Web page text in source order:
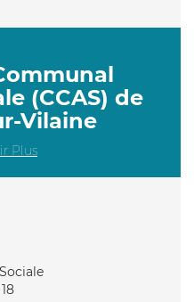
(CCAS) de
Vilaine
Plus